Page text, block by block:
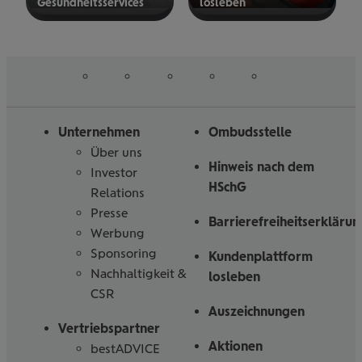
Gesund­heits­ser­vices los­le­ben
Unternehmen
Über uns
Investor
Relations
Presse
Werbung
Sponsoring
Nachhaltigkeit &
CSR
Vertriebspartner
bestADVICE
Ombudsstelle
Hinweis nach dem
HSchG
Kundenplattform
losleben
Auszeichnungen
Aktionen
uns